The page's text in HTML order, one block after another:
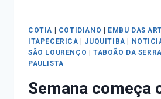
COTIA COTIDIANO EMBU DAS
ITAPECERICA
JUQUITIBA
SÃO LOURENÇO
TABOÃO DA SERRA
PAULISTA
Semana começa